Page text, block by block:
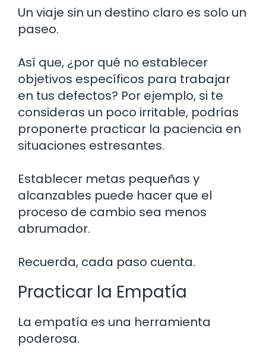
Un viaje sin un destino claro es solo un
paseo.
Así que, ¿por qué no establecer
objetivos específicos para trabajar
en tus defectos? Por ejemplo, si te
consideras un poco irritable, podrías
proponerte practicar la paciencia en
situaciones estresantes.
Establecer metas pequeñas y
alcanzables puede hacer que el
proceso de cambio sea menos
abrumador.
Recuerda, cada paso cuenta.
Practicar la Empatía
La empatía es una herramienta
poderosa.